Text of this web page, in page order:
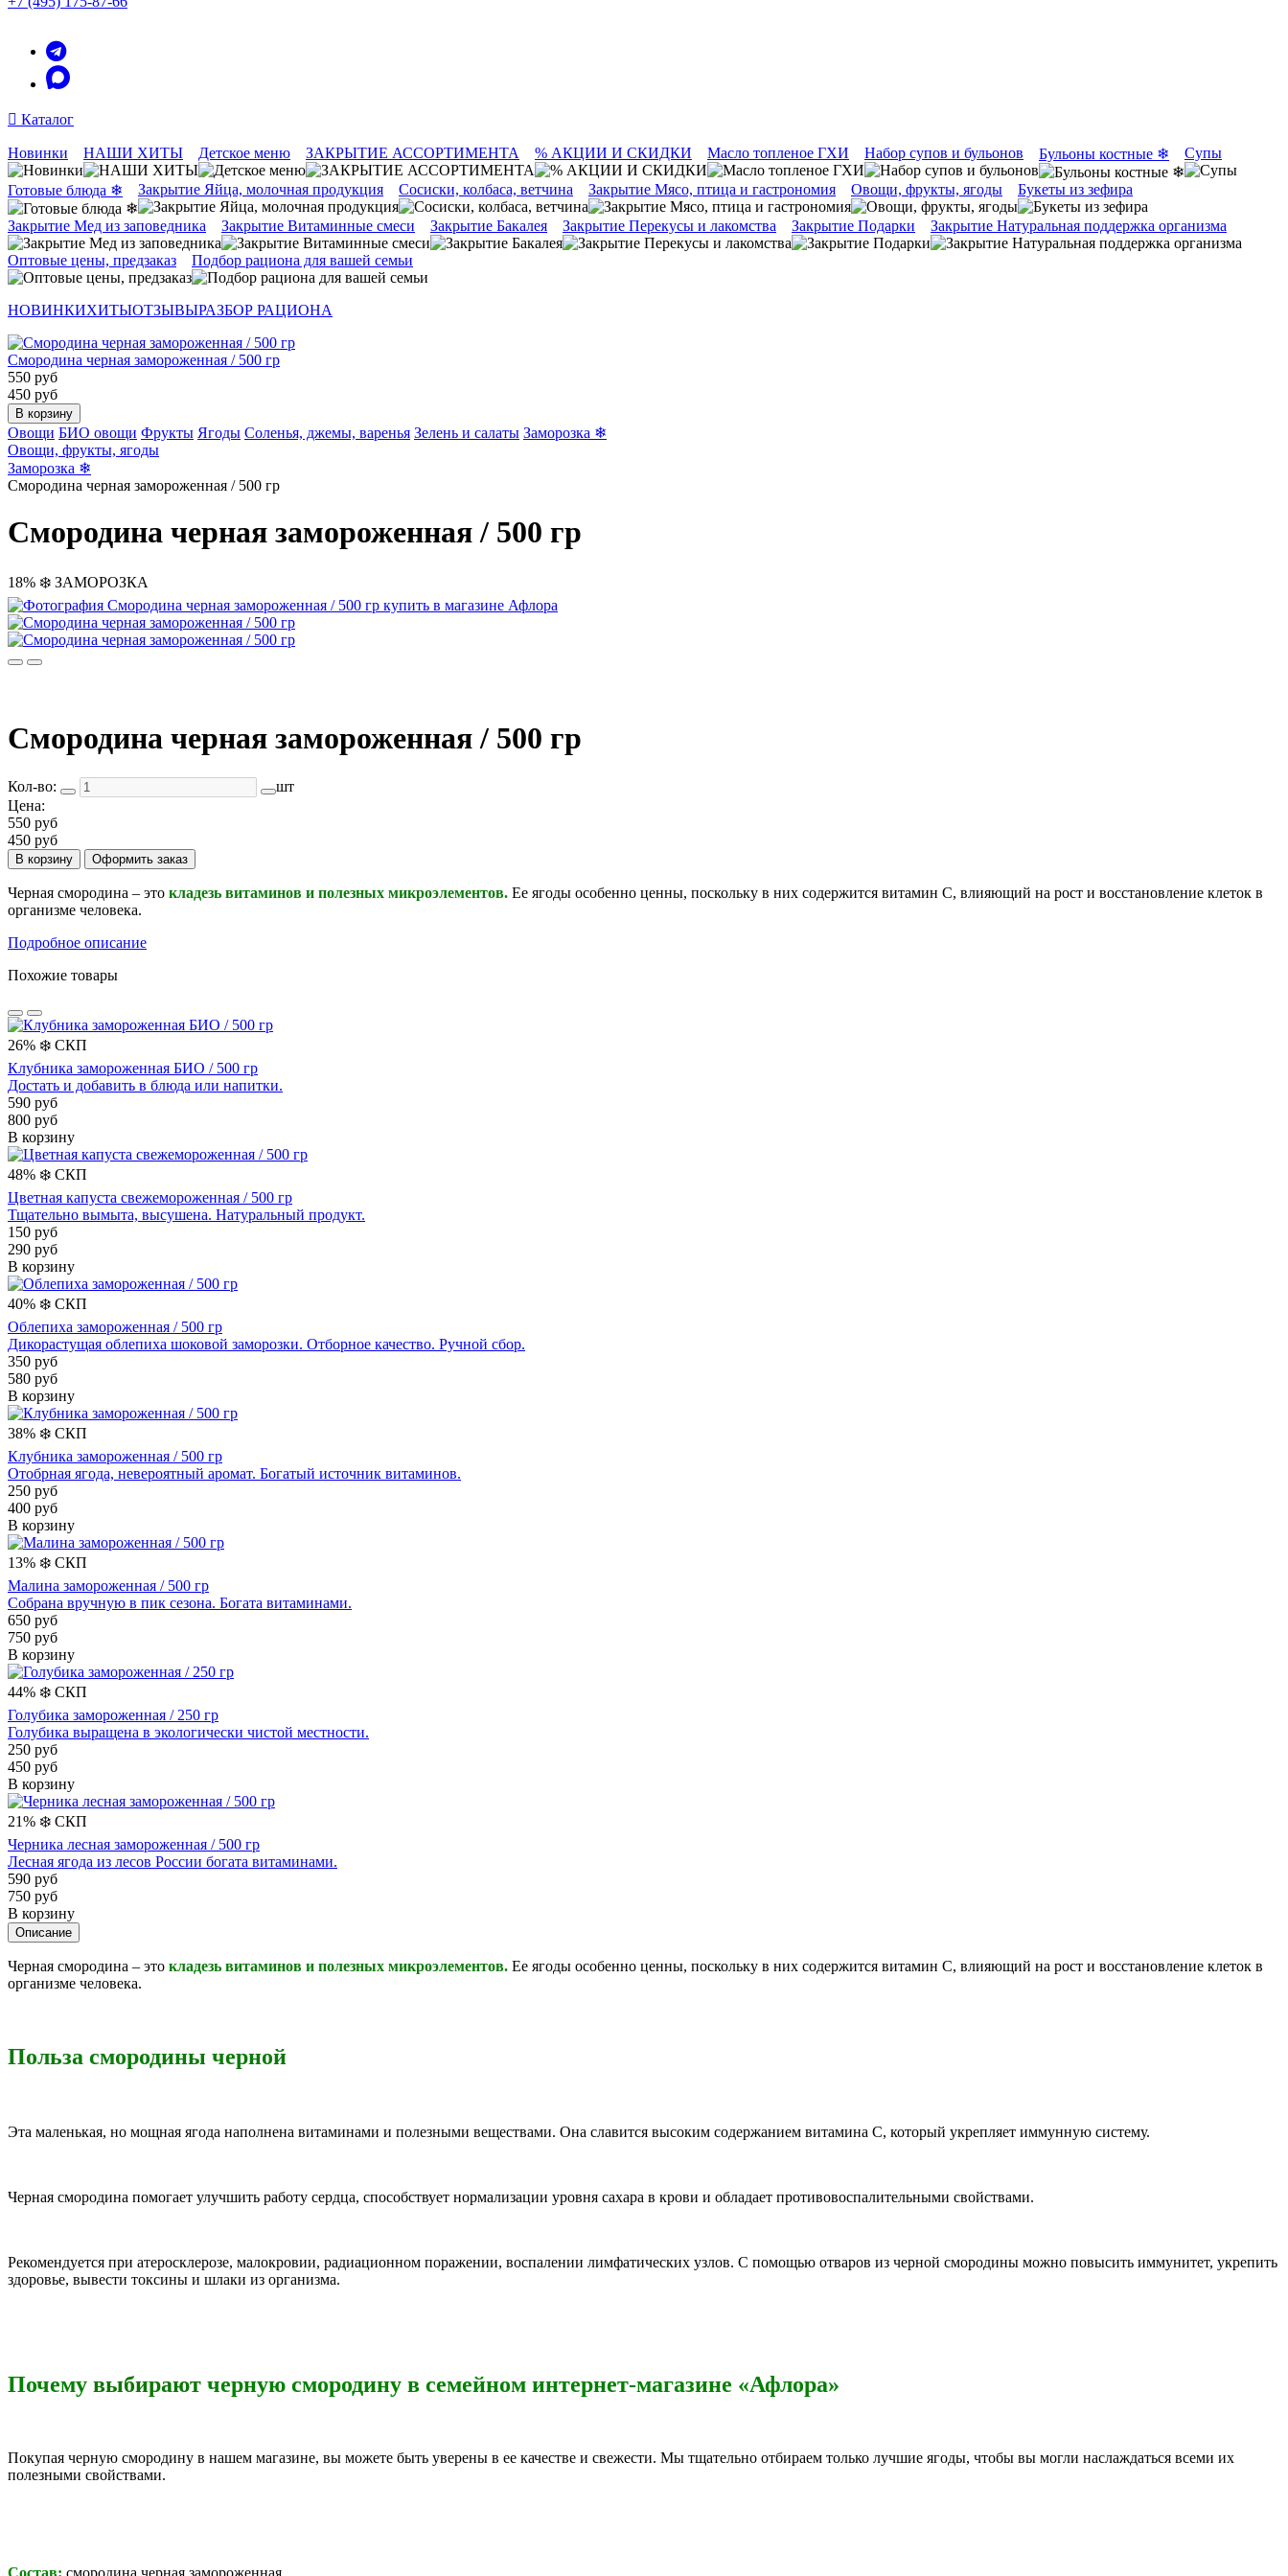
Каталог
Новинки НАШИ ХИТЫ Детское меню ЗАКРЫТИЕ АССОРТИМЕНТА % АКЦИИ И СКИДКИ Масло топленое ГХИ Набор супов и бульонов Бульоны костные ❄ Супы
Готовые блюда ❄ Закрытие Яйца, молочная продукция Сосиски, колбаса, ветчина Закрытие Мясо, птица и гастрономия Овощи, фрукты, ягоды Букеты из зефира
Закрытие Мед из заповедника Закрытие Витаминные смеси Закрытие Бакалея Закрытие Перекусы и лакомства Закрытие Подарки Закрытие Натуральная поддержка организма
Оптовые цены, предзаказ Подбор рациона для вашей семьи
НОВИНКИХИТЫОТЗЫВЫРАЗБОР РАЦИОНА
Смородина черная замороженная / 500 гр
550 руб
450 руб
В корзину
Овощи БИО овощи Фрукты Ягоды Соленья, джемы, варенья Зелень и салаты Заморозка ❄
Овощи, фрукты, ягоды
Заморозка ❄
Смородина черная замороженная / 500 гр
Смородина черная замороженная / 500 гр
18% ❄️ ЗАМОРОЗКА
Смородина черная замороженная / 500 гр
Кол-во:
шт
Цена:
550 руб
450 руб
В корзину Оформить заказ
Черная смородина – это кладезь витаминов и полезных микроэлементов. Ее ягоды особенно ценны, поскольку в них содержится витамин С, влияющий на рост и восстановление клеток в
организме человека.
Подробное описание
Похожие товары
26% ❄️ СКП
Клубника замороженная БИО / 500 гр
Достать и добавить в блюда или напитки.
590 руб
800 руб
В корзину
48% ❄️ СКП
Цветная капуста свежемороженная / 500 гр
Тщательно вымыта, высушена. Натуральный продукт.
150 руб
290 руб
В корзину
40% ❄️ СКП
Облепиха замороженная / 500 гр
Дикорастущая облепиха шоковой заморозки. Отборное качество. Ручной сбор.
350 руб
580 руб
В корзину
38% ❄️ СКП
Клубника замороженная / 500 гр
Отобрная ягода, невероятный аромат. Богатый источник витаминов.
250 руб
400 руб
В корзину
13% ❄️ СКП
Малина замороженная / 500 гр
Собрана вручную в пик сезона. Богата витаминами.
650 руб
750 руб
В корзину
44% ❄️ СКП
Голубика замороженная / 250 гр
Голубика выращена в экологически чистой местности.
250 руб
450 руб
В корзину
21% ❄️ СКП
Черника лесная замороженная / 500 гр
Лесная ягода из лесов России богата витаминами.
590 руб
750 руб
В корзину
Описание
Черная смородина – это кладезь витаминов и полезных микроэлементов. Ее ягоды особенно ценны, поскольку в них содержится витамин С, влияющий на рост и восстановление клеток в
организме человека.
Польза смородины черной
Эта маленькая, но мощная ягода наполнена витаминами и полезными веществами. Она славится высоким содержанием витамина C, который укрепляет иммунную систему.
Черная смородина помогает улучшить работу сердца, способствует нормализации уровня сахара в крови и обладает противовоспалительными свойствами.
Рекомендуется при атеросклерозе, малокровии, радиационном поражении, воспалении лимфатических узлов. С помощью отваров из черной смородины можно повысить иммунитет, укрепить
здоровье, вывести токсины и шлаки из организма.
Почему выбирают черную смородину в семейном интернет-магазине «Афлора»
Покупая черную смородину в нашем магазине, вы можете быть уверены в ее качестве и свежести. Мы тщательно отбираем только лучшие ягоды, чтобы вы могли наслаждаться всеми их
полезными свойствами.